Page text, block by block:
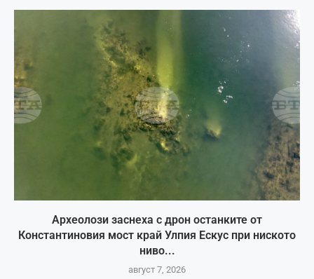
Археолози заснеха с дрон останките от
Константиновия мост край Улпия Ескус при ниското
ниво...
август 7, 2026